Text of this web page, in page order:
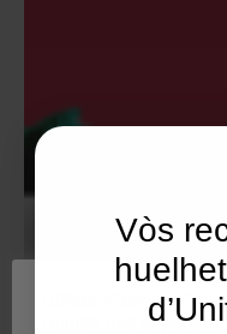
Utilitzem"cookies" al
l'usuari una
Vòs